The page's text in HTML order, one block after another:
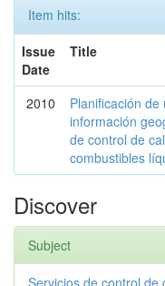
Item hits:
Issue
Date
Title
2010
Planificación
información
de control de
combustibles
Discover
Subject
Servicios de control de